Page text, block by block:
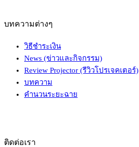
บทความต่างๆ
วิธีชำระเงิน
News (ข่าวและกิจกรรม)
Review Projector (รีวิวโปรเจคเตอร์)
บทความ
คำนวนระยะฉาย
ติดต่อเรา